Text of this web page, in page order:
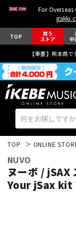
For
TOP 買う
ストア 中
【重要】熊本県
TOP ONLINE
NUVO
ヌーボ /
Your jSax